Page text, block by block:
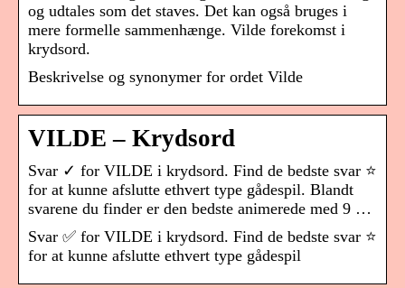
og udtales som det staves. Det kan også bruges i
mere formelle sammenhænge. Vilde forekomst i
krydsord.
Beskrivelse og synonymer for ordet Vilde
VILDE – Krydsord
Svar ✓ for VILDE i krydsord. Find de bedste svar ⭐
for at kunne afslutte ethvert type gådespil. Blandt
svarene du finder er den bedste animerede med 9 …
Svar ✅ for VILDE i krydsord. Find de bedste svar ⭐
for at kunne afslutte ethvert type gådespil